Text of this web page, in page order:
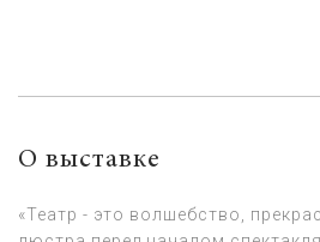
О выставке
«Театр - это волшебство,